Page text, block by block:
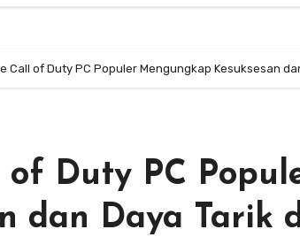
Call of Duty PC Populer Mengungkap Kesuksesan
of Duty PC
dan Daya Tarik